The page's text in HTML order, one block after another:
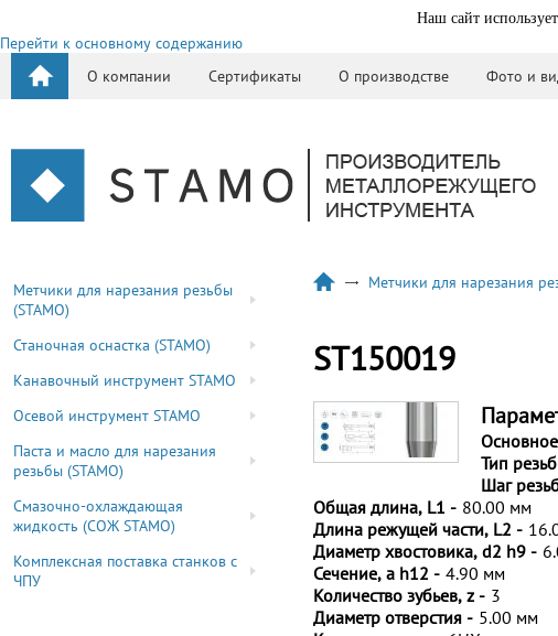
Наш сайт
Перейти к основному содержанию
О компании
Сертификаты О производстве Фото и
Метчики для нарезания резьбы
(STAMO)
Станочная оснастка (STAMO)
Канавочный инструмент STAMO
Осевой инструмент STAMO
Паста и масло для нарезания
резьбы (STAMO)
Смазочно-охлаждающая
жидкость (СОЖ STAMO)
Комплексная поставка станков с
ЧПУ
Метчики для нарезания
ST150019
Тип
Шаг
Общая длина, L1 - 80.00 мм
Длина режущей части, L2 -
Диаметр хвостовика, d2 h9 -
Сечение, a h12 - 4.90 мм
Количество зубьев, z - 3
Диаметр отверстия - 5.00 мм